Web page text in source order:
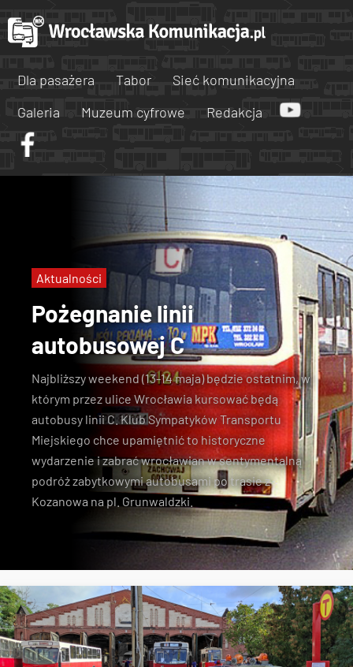
Dla pasażera Tabor
Sieć komunikacyjna
Galeria
Muzeum cyfrowe Redakcja
Pożegnanie linii
autobusowej C
Najbliższy weekend (13-14 maja) będzie ostatnim, w
którym przez ulice Wrocławia kursować będą
autobusy linii C. Klub Sympatyków Transportu
Miejskiego chce upamiętnić to historyczne
wydarzenie i zabrać wrocławian w sentymentalną
podróż zabytkowymi autobusami po trasie z
Kozanowa na pl. Grunwaldzki.
Aktualności